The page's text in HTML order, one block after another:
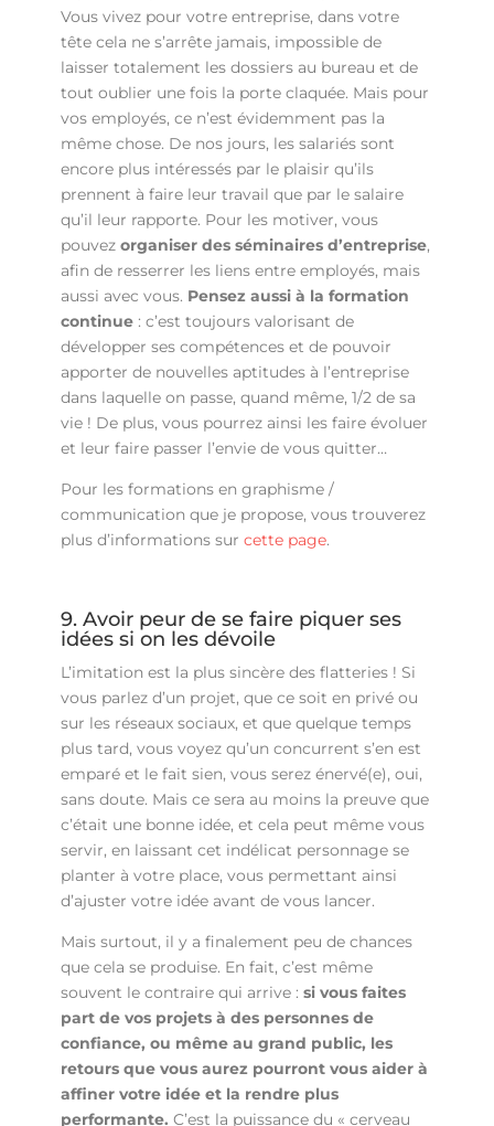
Vous vivez pour votre entreprise, dans votre
tête cela ne s’arrête jamais, impossible de
laisser totalement les dossiers au bureau et de
tout oublier une fois la porte claquée. Mais pour
vos employés, ce n’est évidemment pas la
même chose. De nos jours, les salariés sont
encore plus intéressés par le plaisir qu’ils
prennent à faire leur travail que par le salaire
qu’il leur rapporte. Pour les motiver, vous
pouvez organiser des séminaires d’entreprise,
afin de resserrer les liens entre employés, mais
aussi avec vous. Pensez aussi à la formation
continue: c’est toujours valorisant de
développer ses compétences et de pouvoir
apporter de nouvelles aptitudes à l’entreprise
dans laquelle on passe, quand même, 1/2 de sa
vie ! De plus, vous pourrez ainsi les faire évoluer
et leur faire passer l’envie de vous quitter…
Pour les formations en graphisme /
communication que je propose, vous trouverez
plus d’informations sur cette page.
9. Avoir peur de se faire piquer ses
idées si on les dévoile
L’imitation est la plus sincère des flatteries ! Si
vous parlez d’un projet, que ce soit en privé ou
sur les réseaux sociaux, et que quelque temps
plus tard, vous voyez qu’un concurrent s’en est
emparé et le fait sien, vous serez énervé(e), oui,
sans doute. Mais ce sera au moins la preuve que
c’était une bonne idée, et cela peut même vous
servir, en laissant cet indélicat personnage se
planter à votre place, vous permettant ainsi
d’ajuster votre idée avant de vous lancer.
Mais surtout, il y a finalement peu de chances
que cela se produise. En fait, c’est même
souvent le contraire qui arrive : si vous faites
part de vos projets à des personnes de
confiance, ou même au grand public, les
retours que vous aurez pourront vous aider à
affiner votre idée et la rendre plus
performante. C’est la puissance du « cerveau